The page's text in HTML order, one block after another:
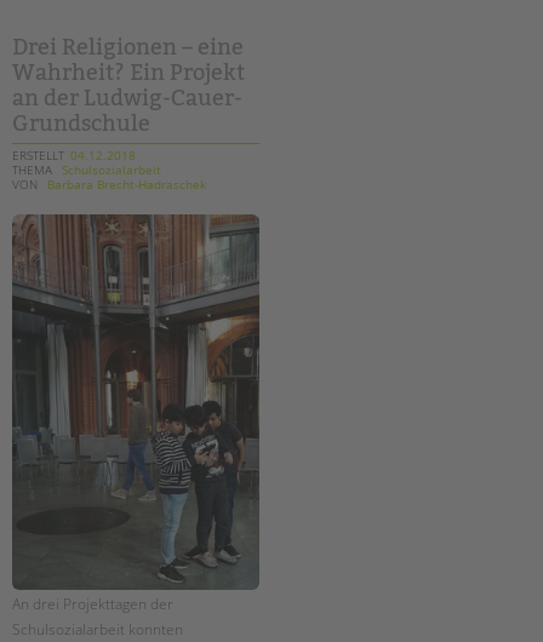
Hinweisgebersystem
Intranet
kinderschutz“
Drei Religionen – eine
Wahrheit? Ein Projekt
an der Ludwig-Cauer-
Grundschule
ERSTELLT 04.12.2018
THEMA Schulsozialarbeit
VON
Barbara Brecht-Hadraschek
An drei Projekttagen der
Schulsozialarbeit konnten